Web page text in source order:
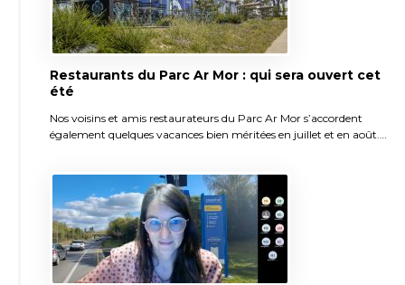
Restaurants du Parc Ar Mor : qui sera ouvert cet
été
Nos voisins et amis restaurateurs du Parc Ar Mor s’accordent
également quelques vacances bien méritées en juillet et en août.…